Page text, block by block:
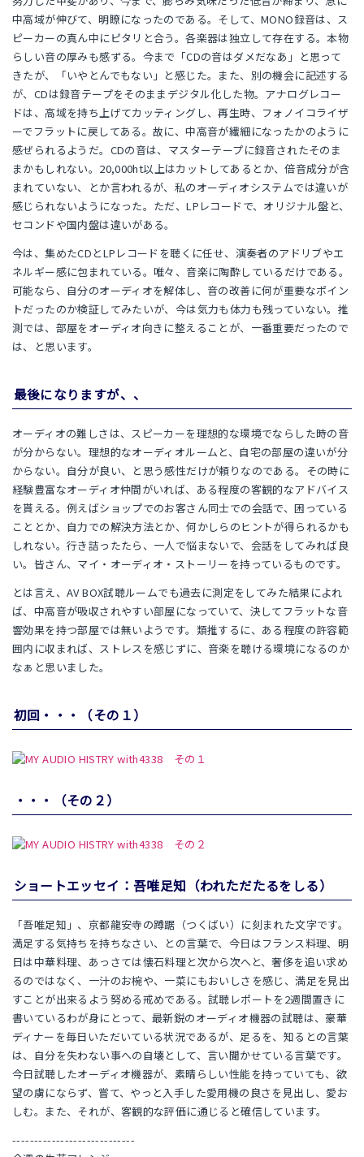
中高域が伸びて、明瞭になったのである。そして、MONO録音は、ス
ピーカーの真ん中にピタリと合う。各楽器は独立して存在する。本物
らしい音の厚みも感ずる。今まで「CDの音はダメだなあ」と思って
きたが、「いやとんでもない」と感じた。また、別の機会に記述する
が、CDは録音テープをそのままデジタル化した物。アナログレコー
ドは、高域を持ち上げてカッティングし、再生時、フォノイコライザ
ーでフラットに戻してある。故に、中高音が繊細になったかのように
感ぜられるようだ。CDの音は、マスターテープに録音されたそのま
まかもしれない。20,000ht以上はカットしてあるとか、倍音成分が含
まれていない、とか言われるが、私のオーディオシステムでは違いが
感じられないようになった。ただ、LPレコードで、オリジナル盤と、
セコンドや国内盤は違いがある。
今は、集めたCDとLPレコードを聴くに任せ、演奏者のアドリブやエ
ネルギー感に包まれている。唯々、音楽に陶酔しているだけである。
可能なら、自分のオーディオを解体し、音の改善に何が重要なポイン
トだったのか検証してみたいが、今は気力も体力も残っていない。推
測では、部屋をオーディオ向きに整えることが、一番重要だったので
は、と思います。
最後になりますが、、
オーディオの難しさは、スピーカーを理想的な環境でならした時の音
が分からない。理想的なオーディオルームと、自宅の部屋の違いが分
からない。自分が良い、と思う感性だけが頼りなのである。その時に
経験豊富なオーディオ仲間がいれば、ある程度の客観的なアドバイス
を貰える。例えばショップでのお客さん同士での会話で、困っている
こととか、自力での解決方法とか、何かしらのヒントが得られるかも
しれない。行き詰ったたら、一人で悩まないで、会話をしてみれば良
い。皆さん、マイ・オーディオ・ストーリーを持っているものです。
とは言え、AV BOX試聴ルームでも過去に測定をしてみた結果によれ
ば、中高音が吸収されやすい部屋になっていて、決してフラットな音
響効果を持つ部屋では無いようです。類推するに、ある程度の許容範
囲内に収まれば、ストレスを感じずに、音楽を聴ける環境になるのか
なぁと思いました。
初回・・・（その１）
・・・（その２）
ショートエッセイ：吾唯足知（われただたるをしる）
「吾唯足知」、京都龍安寺の蹲踞（つくばい）に刻まれた文字です。
満足する気持ちを持ちなさい、との言葉で、今日はフランス料理、明
日は中華料理、あっさては懐石料理と次から次へと、奢侈を追い求め
るのではなく、一汁のお椀や、一菜にもおいしさを感じ、満足を見出
すことが出来るよう努める戒めである。試聴レポートを2週間置きに
書いているわが身にとって、最新鋭のオーディオ機器の試聴は、豪華
ディナーを毎日いただいている状況であるが、足るを、知るとの言葉
は、自分を失わない事への自壊として、言い聞かせている言葉です。
今日試聴したオーディオ機器が、素晴らしい性能を持っていても、欲
望の虜にならず、嘗て、やっと入手した愛用機の良さを見出し、愛お
しむ。また、それが、客観的な評価に通じると確信しています。
----------------------------